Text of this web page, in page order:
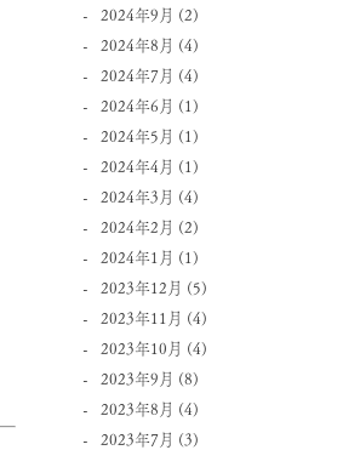
2024年9月 (2)
2024年8月 (4)
2024年7月 (4)
2024年6月 (1)
2024年5月 (1)
2024年4月 (1)
2024年3月 (4)
2024年2月 (2)
2024年1月 (1)
2023年12月 (5)
2023年11月 (4)
2023年10月 (4)
2023年9月 (8)
2023年8月 (4)
2023年7月 (3)